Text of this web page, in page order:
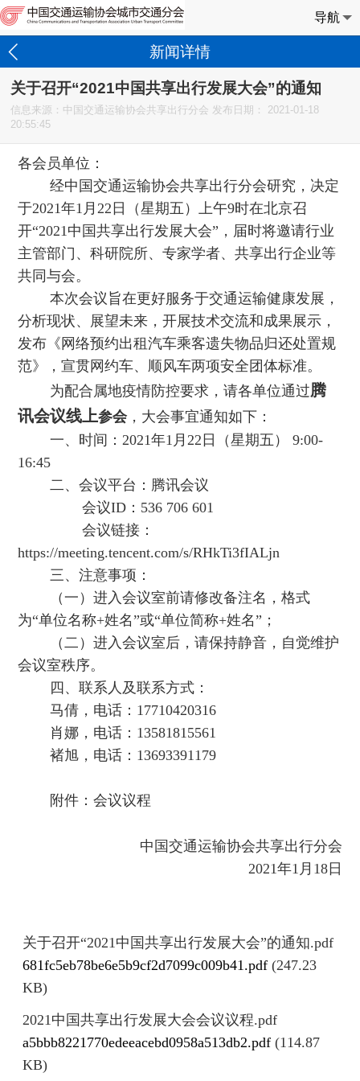
导航
新闻详情
关于召开“2021中国共享出行发展大会”的通知
信息来源：中国交通运输协会共享出行分会 发布日期： 2021-01-18
20:55:45
各会员单位：
经中国交通运输协会共享出行分会研究，决定
于2021年1月22日（星期五）上午9时在北京召
开“2021中国共享出行发展大会”，届时将邀请行业
主管部门、科研院所、专家学者、共享出行企业等
共同与会。
本次会议旨在更好服务于交通运输健康发展，
分析现状、展望未来，开展技术交流和成果展示，
发布《网络预约出租汽车乘客遗失物品归还处置规
范》，宣贯网约车、顺风车两项安全团体标准。
为配合属地疫情防控要求，请各单位通过腾
讯会议线上参会，大会事宜通知如下：
一、时间：2021年1月22日（星期五） 9:00-
16:45
二、会议平台：腾讯会议
会议ID：536 706 601
会议链接：
https://meeting.tencent.com/s/RHkTi3fIALjn
三、注意事项：
（一）进入会议室前请修改备注名，格式
为“单位名称+姓名”或“单位简称+姓名”；
（二）进入会议室后，请保持静音，自觉维护
会议室秩序。
四、联系人及联系方式：
马倩，电话：17710420316
肖娜，电话：13581815561
褚旭，电话：13693391179
附件：会议议程
中国交通运输协会共享出行分会
2021年1月18日
关于召开“2021中国共享出行发展大会”的通知.pdf
681fc5eb78be6e5b9cf2d7099c009b41.pdf (247.23
KB)
2021中国共享出行发展大会会议议程.pdf
a5bbb8221770edeeacebd0958a513db2.pdf (114.87
KB)